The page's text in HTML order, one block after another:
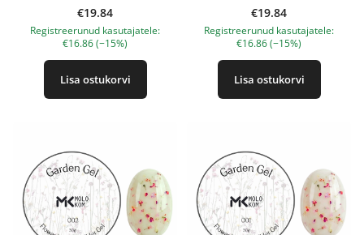
€19.84
Registreerunud kasutajatele:
€16.86 (−15%)
Lisa ostukorvi
€19.84
Registreerunud kasutajatele:
€16.86 (−15%)
Lisa ostukorvi